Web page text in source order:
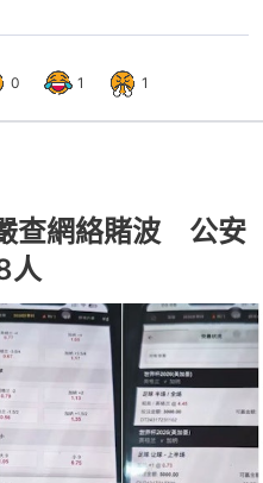
0 1 1
查網絡賭波 公安
人